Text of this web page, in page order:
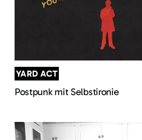
YARD ACT
Postpunk mit Selbstironie